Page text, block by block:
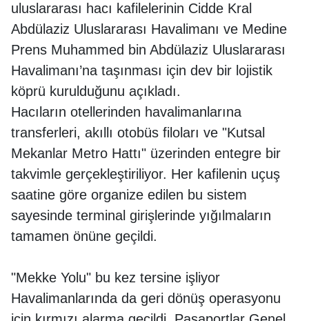
uluslararası hacı kafilelerinin Cidde Kral
Abdülaziz Uluslararası Havalimanı ve Medine
Prens Muhammed bin Abdülaziz Uluslararası
Havalimanı’na taşınması için dev bir lojistik
köprü kurulduğunu açıkladı.
Hacıların otellerinden havalimanlarına
transferleri, akıllı otobüs filoları ve "Kutsal
Mekanlar Metro Hattı" üzerinden entegre bir
takvimle gerçekleştiriliyor. Her kafilenin uçuş
saatine göre organize edilen bu sistem
sayesinde terminal girişlerinde yığılmaların
tamamen önüne geçildi.
"Mekke Yolu" bu kez tersine işliyor
Havalimanlarında da geri dönüş operasyonu